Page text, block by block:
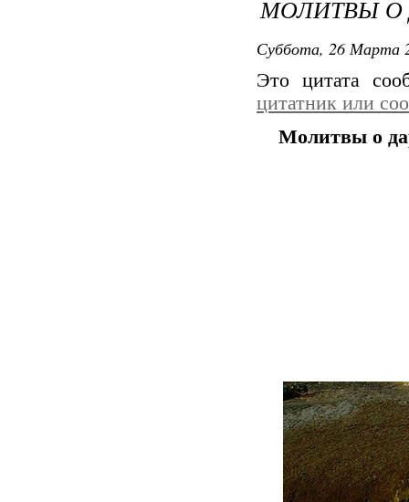
МОЛИТВЫ О
Суббота, 26 Марта
Это цитата
цитатник или
Молитвы о